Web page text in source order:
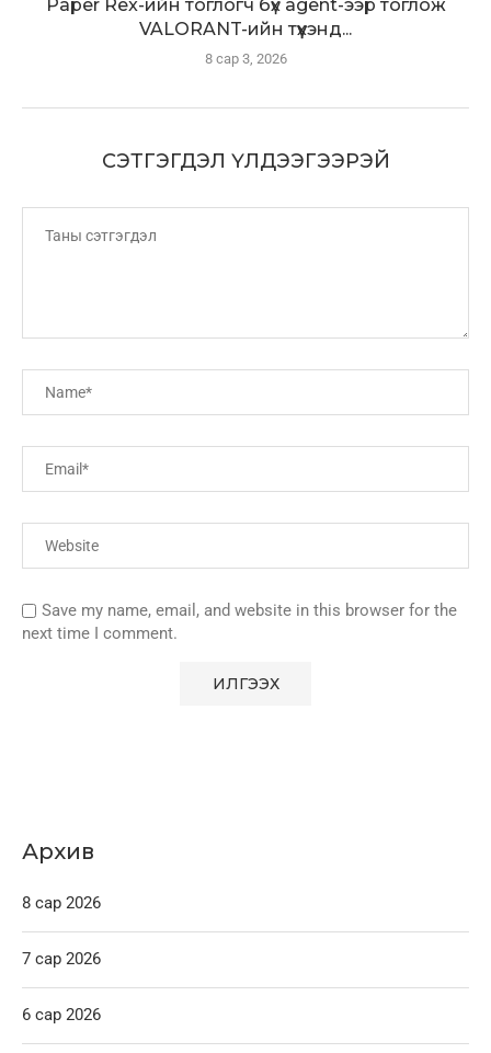
Paper Rex-ийн тоглогч бүх agent-ээр тоглож
VALORANT-ийн түүхэнд...
8 сар 3, 2026
СЭТГЭГДЭЛ ҮЛДЭЭГЭЭРЭЙ
Save my name, email, and website in this browser for the
next time I comment.
Архив
8 сар 2026
7 сар 2026
6 сар 2026